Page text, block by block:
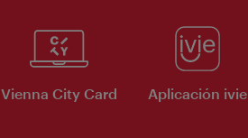
Vienna City Card Aplicación ivie